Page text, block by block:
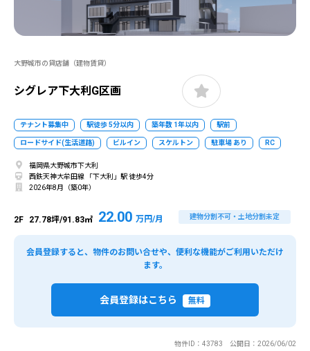
大野城市の貸店舗（建物賃貸）
シグレア下大利G区画
テナント募集中 駅徒歩 5分以内 築年数 1年以内 駅前
ロードサイド(生活道路) ビルイン スケルトン 駐車場 あり RC
福岡県大野城市下大利
西鉄天神大牟田線 「下大利」駅 徒歩4分
2026年8月（築0年）
2F 27.78坪/91.83㎡ 22.00 万円/月 建物分割不可・土地分割未定
会員登録すると、物件のお問い合せや、便利な機能がご利用いただけ
ます。
会員登録はこちら 無料
物件ID：43783 公開日：2026/06/02